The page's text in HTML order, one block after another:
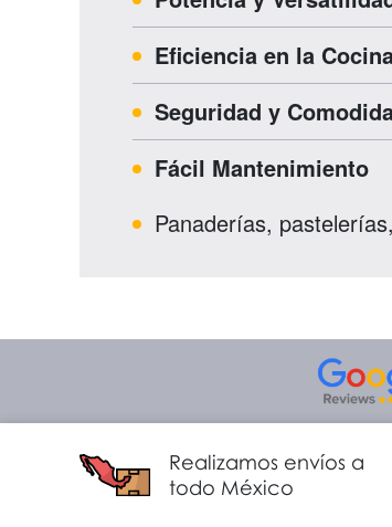
Eficiencia en la
Seguridad y
Fácil Mantenimiento
Panaderías,
Realizamos envíos a
todo México